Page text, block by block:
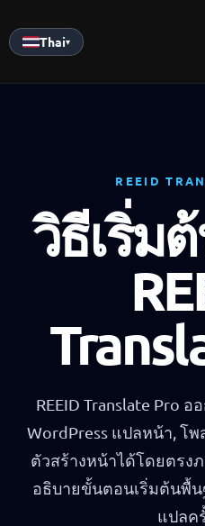
to
Thai▾
REEID
วิธีเริ่ม
REEID Translate Pro
WordPress แปลหน้า, โ
ตัวสร้างหน้าได้โดยตรง
อธิบายขั้นตอนเริ่มต้นพื้
แปลค